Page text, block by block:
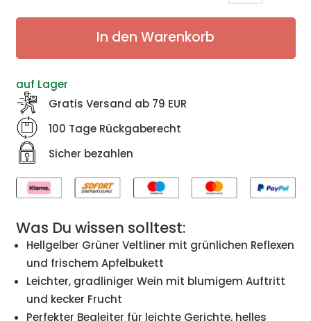
Grünello
In den Warenkorb
auf Lager
Gratis Versand ab 79 EUR
100 Tage Rückgaberecht
Sicher bezahlen
Was Du wissen solltest:
Hellgelber Grüner Veltliner mit grünlichen Reflexen
und frischem Apfelbukett
Leichter, gradliniger Wein mit blumigem Auftritt
und kecker Frucht
Perfekter Begleiter für leichte Gerichte, helles